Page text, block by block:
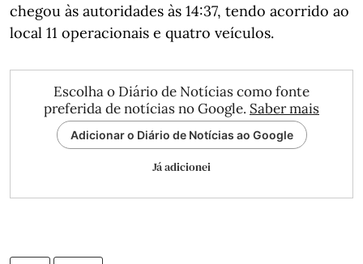
chegou às autoridades às 14:37, tendo acorrido ao
local 11 operacionais e quatro veículos.
Escolha o Diário de Notícias como fonte
preferida de notícias no Google. Saber mais
Adicionar o Diário de Notícias ao Google
Já adicionei